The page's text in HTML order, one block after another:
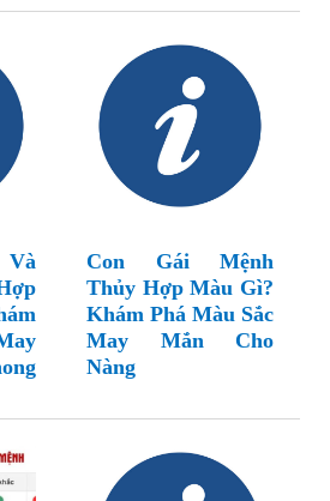
Con Gái Mệnh
Thủy Hợp Màu Gì?
Khám Phá Màu Sắc
May Mắn Cho
Nàng